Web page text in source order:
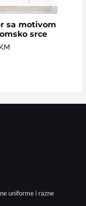
sa motivom
srce
uniforme i razne